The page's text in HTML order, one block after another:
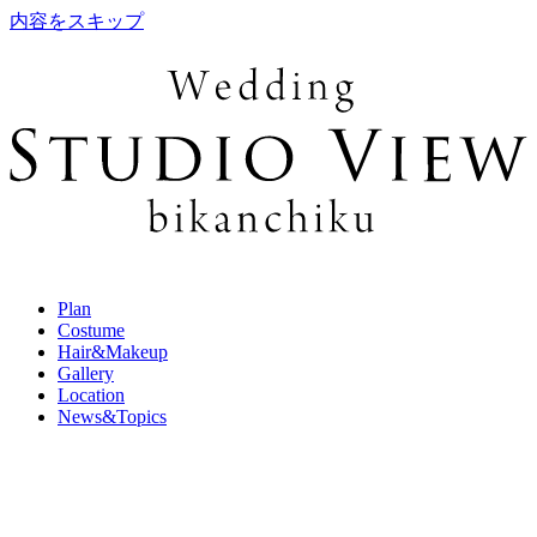
内容をスキップ
Plan
Costume
Hair&Makeup
Gallery
Location
News&Topics